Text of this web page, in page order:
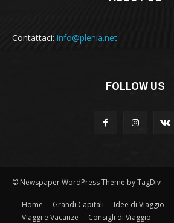
Contattaci: info@plenia.net
FOLLOW US
© Newspaper WordPress Theme by TagDiv
Home Grandi Capitali Idee di Viaggio
Viaggi e Vacanze
Consigli di Viaggio